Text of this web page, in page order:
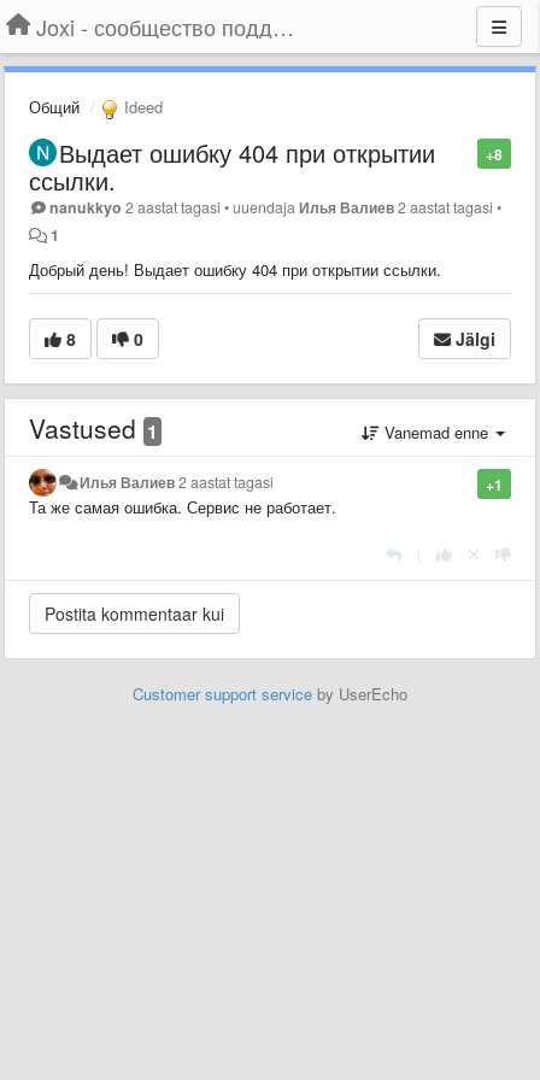
Joxi - сообщество поддержки
Общий Ideed
+8
Выдает ошибку 404 при открытии
ссылки.
nanukkyo 2 aastat tagasi •uuendajaИлья Валиев2 aastat tagasi •
1
Добрый день! Выдает ошибку 404 при открытии ссылки.
8 0 Jälgi
Vastused 1 Vanemad enne
+1
Илья Валиев2 aastat tagasi
Та же самая ошибка. Сервис не работает.
Customer support service by UserEcho